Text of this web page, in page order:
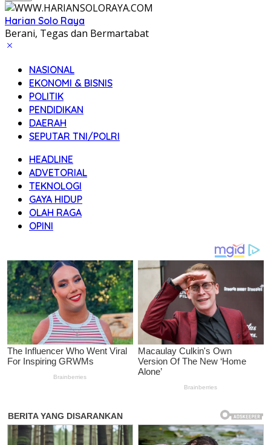
Harian Solo Raya
Berani, Tegas dan Bermartabat
NASIONAL
EKONOMI & BISNIS
POLITIK
PENDIDIKAN
DAERAH
SEPUTAR TNI/POLRI
HEADLINE
ADVETORIAL
TEKNOLOGI
GAYA HIDUP
OLAH RAGA
OPINI